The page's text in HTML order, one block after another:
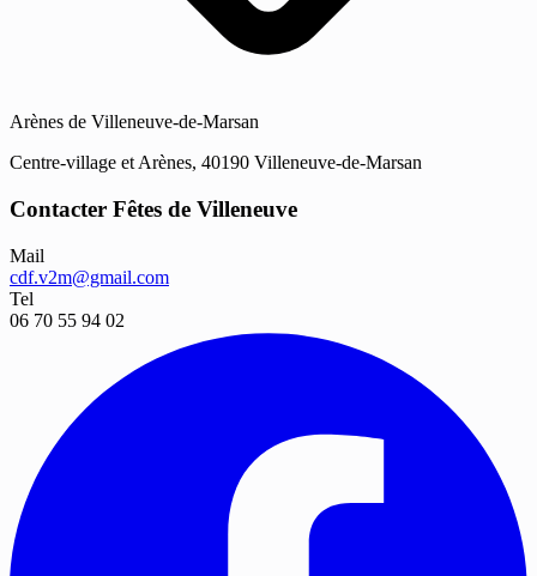
Arènes de Villeneuve-de-Marsan
Centre-village et Arènes, 40190 Villeneuve-de-Marsan
Contacter Fêtes de Villeneuve
Mail
cdf.v2m@gmail.com
Tel
06 70 55 94 02